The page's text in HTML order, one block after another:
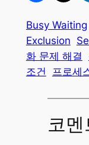
Busy Waiting
Exclusion
화 문제 해결
조건
프로세
코멘